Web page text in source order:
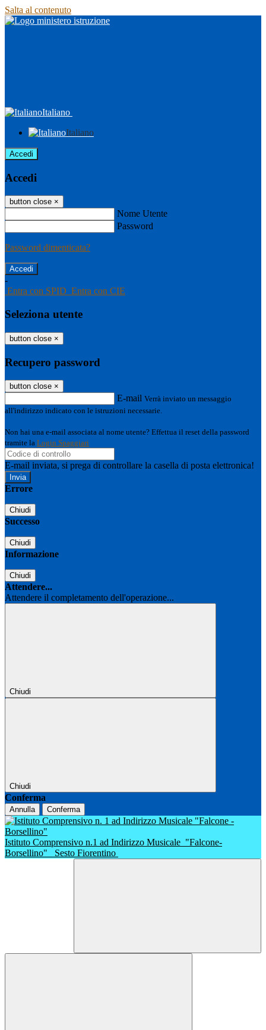
Salta al contenuto
Italiano
Italiano
Accedi
Accedi
button close ×
Nome Utente
Password
Password dimenticata?
-
Entra con SPID Entra con CIE
Seleziona utente
button close ×
Recupero password
button close ×
E-mail Verrà inviato un messaggio
all'indirizzo indicato con le istruzioni necessarie.
Non hai una e-mail associata al nome utente? Effettua il reset della password
tramite la Login Spaggiari
E-mail inviata, si prega di controllare la casella di posta elettronica!
Errore
Chiudi
Successo
Chiudi
Informazione
Chiudi
Attendere...
Attendere il completamento dell'operazione...
Chiudi
Chiudi
Conferma
Annulla Conferma
Istituto Comprensivo n.1 ad Indirizzo Musicale "Falcone-
Borsellino"
Sesto Fiorentino